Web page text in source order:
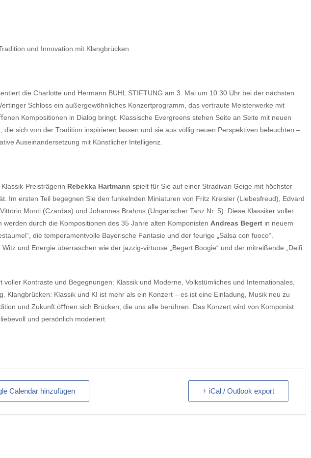
und Innovation mit Klangbrücken
die Charlotte und Hermann BUHL STIFTUNG am 3. Mai um 10.30 Uhr bei der nächsten
Schloss ein außergewöhnliches Konzertprogramm, das vertraute Meisterwerke mit
Kompositionen in Dialog bringt. Klassische Evergreens stehen Seite an Seite mit neuen
die sich von der Tradition inspirieren lassen und sie aus völlig neuen Perspektiven beleuchten –
Auseinandersetzung mit Künstlicher Intelligenz.
Preisträgerin Rebekka Hartmann spielt für Sie auf einer Stradivari Geige mit höchster
Im ersten Teil begegnen Sie den funkelnden Miniaturen von Fritz Kreisler (Liebesfreud), Edvard
Monti (Czardas) und Johannes Brahms (Ungarischer Tanz Nr. 5). Diese Klassiker voller
werden durch die Kompositionen des 35 Jahre alten Komponisten Andreas Begert in neuem
die temperamentvolle Bayerische Fantasie und der feurige „Salsa con fuoco“.
und Energie überraschen wie der jazzig-virtuose „Begert Boogie“ und der mitreißende „Deifi
voller Kontraste und Begegnungen: Klassik und Moderne, Volkstümliches und Internationales,
Klangbrücken: Klassik und KI ist mehr als ein Konzert – es ist eine Einladung, Musik neu zu
und Zukunft öﬀnen sich Brücken, die uns alle berühren. Das Konzert wird von Komponist
und persönlich moderiert.
Calendar hinzufügen + iCal / Outlook export